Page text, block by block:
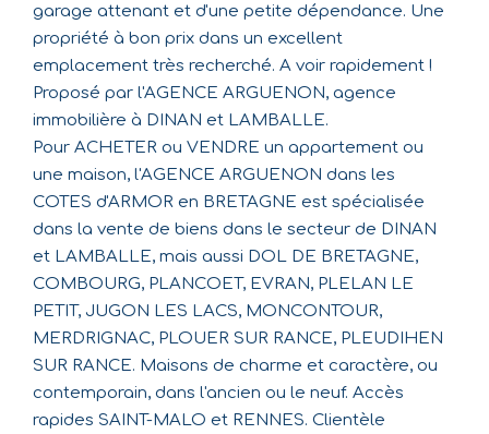
garage attenant et d'une petite dépendance. Une
propriété à bon prix dans un excellent
emplacement très recherché. A voir rapidement !
Proposé par l'AGENCE ARGUENON, agence
immobilière à DINAN et LAMBALLE.
Pour ACHETER ou VENDRE un appartement ou
une maison, l'AGENCE ARGUENON dans les
COTES d'ARMOR en BRETAGNE est spécialisée
dans la vente de biens dans le secteur de DINAN
et LAMBALLE, mais aussi DOL DE BRETAGNE,
COMBOURG, PLANCOET, EVRAN, PLELAN LE
PETIT, JUGON LES LACS, MONCONTOUR,
MERDRIGNAC, PLOUER SUR RANCE, PLEUDIHEN
SUR RANCE. Maisons de charme et caractère, ou
contemporain, dans l'ancien ou le neuf. Accès
rapides SAINT-MALO et RENNES. Clientèle